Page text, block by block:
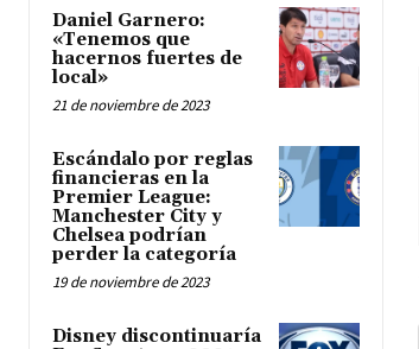
Daniel Garnero:
«Tenemos que
hacernos fuertes de
local»
21 de noviembre de 2023
Escándalo por reglas
financieras en la
Premier League:
Manchester City y
Chelsea podrían
perder la categoría
19 de noviembre de 2023
Disney discontinuaría